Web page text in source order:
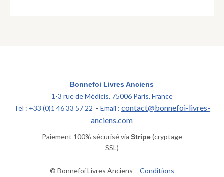
Bonnefoi Livres Anciens
1-3 rue de Médicis, 75006 Paris, France
Tel : +33 (0)1 46 33 57 22 • Email : contact@bonnefoi-livres-
anciens.com
Paiement 100% sécurisé via Stripe(cryptage
SSL)
© Bonnefoi Livres Anciens – Conditions